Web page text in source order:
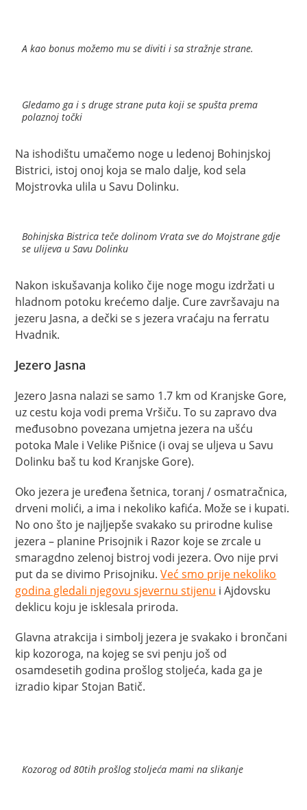
A kao bonus možemo mu se diviti i sa stražnje strane.
Gledamo ga i s druge strane puta koji se spušta prema
polaznoj točki
Na ishodištu umačemo noge u ledenoj Bohinjskoj
Bistrici, istoj onoj koja se malo dalje, kod sela
Mojstrovka ulila u Savu Dolinku.
Bohinjska Bistrica teče dolinom Vrata sve do Mojstrane gdje
se ulijeva u Savu Dolinku
Nakon iskušavanja koliko čije noge mogu izdržati u
hladnom potoku krećemo dalje. Cure završavaju na
jezeru Jasna, a dečki se s jezera vraćaju na ferratu
Hvadnik.
Jezero Jasna
Jezero Jasna nalazi se samo 1.7 km od Kranjske Gore,
uz cestu koja vodi prema Vršiču. To su zapravo dva
međusobno povezana umjetna jezera na ušću
potoka Male i Velike Pišnice (i ovaj se uljeva u Savu
Dolinku baš tu kod Kranjske Gore).
Oko jezera je uređena šetnica, toranj / osmatračnica,
drveni molići, a ima i nekoliko kafića. Može se i kupati.
No ono što je najljepše svakako su prirodne kulise
jezera – planine Prisojnik i Razor koje se zrcale u
smaragdno zelenoj bistroj vodi jezera. Ovo nije prvi
put da se divimo Prisojniku.Već smo prije nekoliko
godina gledali njegovu sjevernu stijenu i Ajdovsku
deklicu koju je isklesala priroda.
Glavna atrakcija i simbolj jezera je svakako i brončani
kip kozoroga, na kojeg se svi penju još od
osamdesetih godina prošlog stoljeća, kada ga je
izradio kipar Stojan Batič.
Kozorog od 80tih prošlog stoljeća mami na slikanje